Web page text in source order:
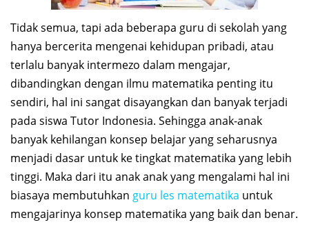
Tidak semua, tapi ada beberapa guru di sekolah yang
hanya bercerita mengenai kehidupan pribadi, atau
terlalu banyak intermezo dalam mengajar,
dibandingkan dengan ilmu matematika penting itu
sendiri, hal ini sangat disayangkan dan banyak terjadi
pada siswa Tutor Indonesia. Sehingga anak-anak
banyak kehilangan konsep belajar yang seharusnya
menjadi dasar untuk ke tingkat matematika yang lebih
tinggi. Maka dari itu anak anak yang mengalami hal ini
biasaya membutuhkan guru les matematika untuk
mengajarinya konsep matematika yang baik dan benar.